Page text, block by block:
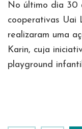
No último dia 30
cooperativas Uai
realizaram uma
Karin, cuja
playground